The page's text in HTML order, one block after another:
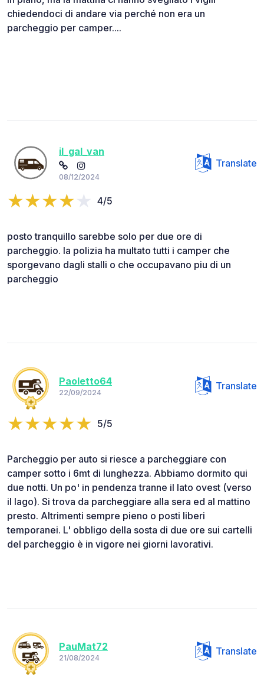
chiedendoci di andare via perché non era un
parcheggio per camper....
il_gal_van
08/12/2024
Translate
4/5
posto tranquillo sarebbe solo per due ore di
parcheggio. la polizia ha multato tutti i camper che
sporgevano dagli stalli o che occupavano piu di un
parcheggio
Paoletto64
22/09/2024
Translate
5/5
Parcheggio per auto si riesce a parcheggiare con
camper sotto i 6mt di lunghezza. Abbiamo dormito qui
due notti. Un po' in pendenza tranne il lato ovest (verso
il lago). Si trova da parcheggiare alla sera ed al mattino
presto. Altrimenti sempre pieno o posti liberi
temporanei. L' obbligo della sosta di due ore sui cartelli
del parcheggio è in vigore nei giorni lavorativi.
PauMat72
21/08/2024
Translate